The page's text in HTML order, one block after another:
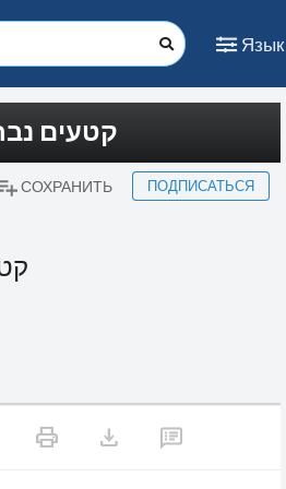
Язык
קטעים
СОХРАНИТЬ ПОДПИСАТЬСЯ
print download